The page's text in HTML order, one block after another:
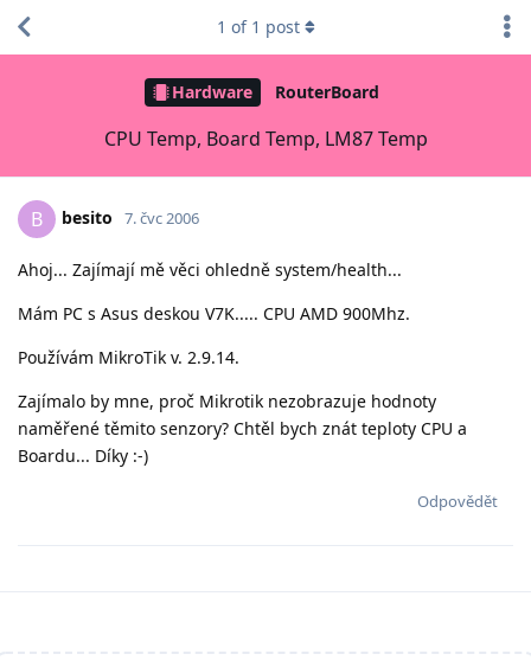
Hardware RouterBoard
CPU Temp, Board Temp, LM87 Temp
1 of 1 post
B besito 7. čvc 2006
Ahoj... Zajímají mě věci ohledně system/health...
Mám PC s Asus deskou V7K..... CPU AMD 900Mhz.
Používám MikroTik v. 2.9.14.
Zajímalo by mne, proč Mikrotik nezobrazuje hodnoty
naměřené těmito senzory? Chtěl bych znát teploty CPU a
Boardu... Díky :-)
Odpovědět